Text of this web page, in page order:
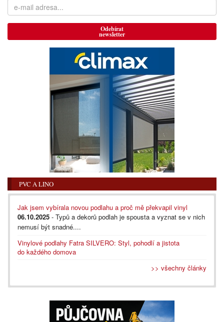
Odebírat
newsletter
PVC A LINO
Jak jsem vybírala novou podlahu a proč mě překvapil vinyl
06.10.2025 - Typů a dekorů podlah je spousta a vyznat se v nich
nemusí být snadné....
Vinylové podlahy Fatra SILVERO: Styl, pohodlí a jistota
do každého domova
>> všechny články